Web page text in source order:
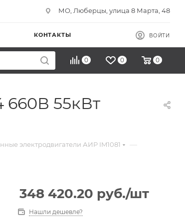
МО, Люберцы, улица 8 Марта, 48
КОНТАКТЫ ВОЙТИ
0 0 0
660В 55кВт
электродвигатели АИР IM1081 —
348 420.20 руб./шт
Нашли дешевле?